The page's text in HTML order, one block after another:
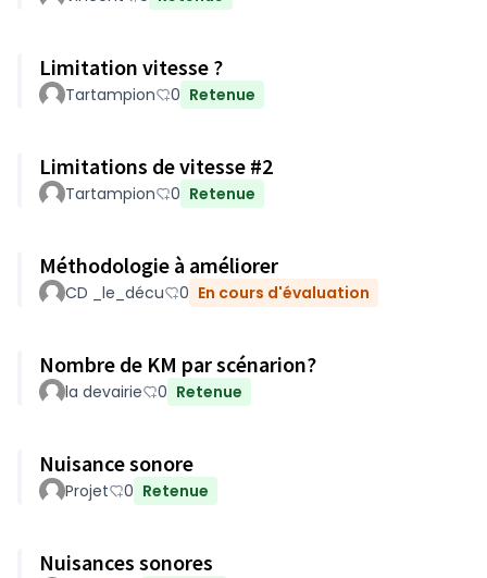
Limitation vitesse ?
Tartampion 0 Retenue
Limitations de vitesse #2
Tartampion 0 Retenue
Méthodologie à améliorer
CD _le_décu 0 En cours d'évaluation
Nombre de KM par scénarion?
la devairie 0 Retenue
Nuisance sonore
Projet 0 Retenue
Nuisances sonores